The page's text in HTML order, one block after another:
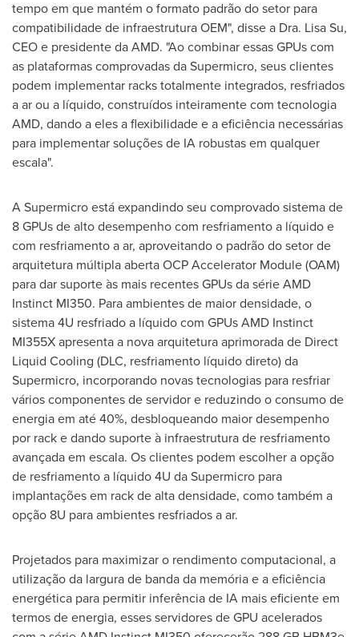
tempo em que mantém o formato padrão do setor para
compatibilidade de infraestrutura OEM", disse a Dra. Lisa Su,
CEO e presidente da AMD. "Ao combinar essas GPUs com
as plataformas comprovadas da Supermicro, seus clientes
podem implementar racks totalmente integrados, resfriados
a ar ou a líquido, construídos inteiramente com tecnologia
AMD, dando a eles a flexibilidade e a eficiência necessárias
para implementar soluções de IA robustas em qualquer
escala".
A Supermicro está expandindo seu comprovado sistema de
8 GPUs de alto desempenho com resfriamento a líquido e
com resfriamento a ar, aproveitando o padrão do setor de
arquitetura múltipla aberta OCP Accelerator Module (OAM)
para dar suporte às mais recentes GPUs da série AMD
Instinct MI350. Para ambientes de maior densidade, o
sistema 4U resfriado a líquido com GPUs AMD Instinct
MI355X apresenta a nova arquitetura aprimorada de Direct
Liquid Cooling (DLC, resfriamento líquido direto) da
Supermicro, incorporando novas tecnologias para resfriar
vários componentes de servidor e reduzindo o consumo de
energia em até 40%, desbloqueando maior desempenho
por rack e dando suporte à infraestrutura de resfriamento
avançada em escala. Os clientes podem escolher a opção
de resfriamento a líquido 4U da Supermicro para
implantações em rack de alta densidade, como também a
opção 8U para ambientes resfriados a ar.
Projetados para maximizar o rendimento computacional, a
utilização da largura de banda da memória e a eficiência
energética para permitir inferência de IA mais eficiente em
termos de energia, esses servidores de GPU acelerados